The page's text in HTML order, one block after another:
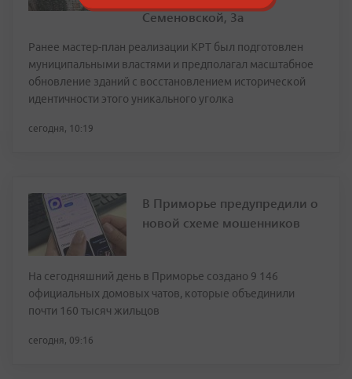
Семеновской, 3а
Ранее мастер-план реализации КРТ был подготовлен
муниципальными властями и предполагал масштабное
обновление зданий с восстановлением исторической
идентичности этого уникального уголка
сегодня, 10:19
В Приморье предупредили о
новой схеме мошенников
На сегодняшний день в Приморье создано 9 146
официальных домовых чатов, которые объединили
почти 160 тысяч жильцов
сегодня, 09:16